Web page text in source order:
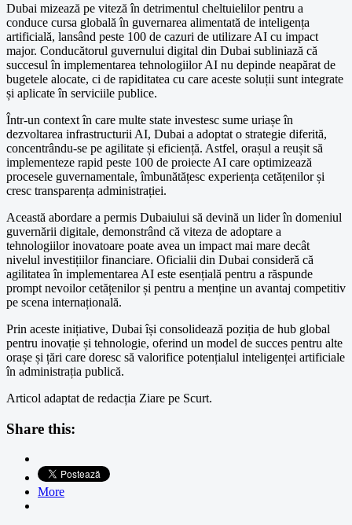
Dubai mizează pe viteză în detrimentul cheltuielilor pentru a
conduce cursa globală în guvernarea alimentată de inteligența
artificială, lansând peste 100 de cazuri de utilizare AI cu impact
major. Conducătorul guvernului digital din Dubai subliniază că
succesul în implementarea tehnologiilor AI nu depinde neapărat de
bugetele alocate, ci de rapiditatea cu care aceste soluții sunt integrate
și aplicate în serviciile publice.
Într-un context în care multe state investesc sume uriașe în
dezvoltarea infrastructurii AI, Dubai a adoptat o strategie diferită,
concentrându-se pe agilitate și eficiență. Astfel, orașul a reușit să
implementeze rapid peste 100 de proiecte AI care optimizează
procesele guvernamentale, îmbunătățesc experiența cetățenilor și
cresc transparența administrației.
Această abordare a permis Dubaiului să devină un lider în domeniul
guvernării digitale, demonstrând că viteza de adoptare a
tehnologiilor inovatoare poate avea un impact mai mare decât
nivelul investițiilor financiare. Oficialii din Dubai consideră că
agilitatea în implementarea AI este esențială pentru a răspunde
prompt nevoilor cetățenilor și pentru a menține un avantaj competitiv
pe scena internațională.
Prin aceste inițiative, Dubai își consolidează poziția de hub global
pentru inovație și tehnologie, oferind un model de succes pentru alte
orașe și țări care doresc să valorifice potențialul inteligenței artificiale
în administrația publică.
Articol adaptat de redacția Ziare pe Scurt.
Share this:
More